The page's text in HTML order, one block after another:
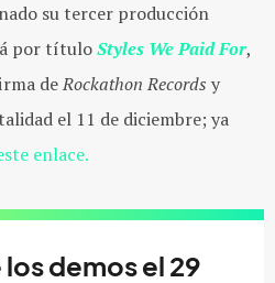
su tercer producción
por títuloStyles We Paid For,
deRockathon Records y
el 11 de diciembre; ya
enlace.
los demos el 29